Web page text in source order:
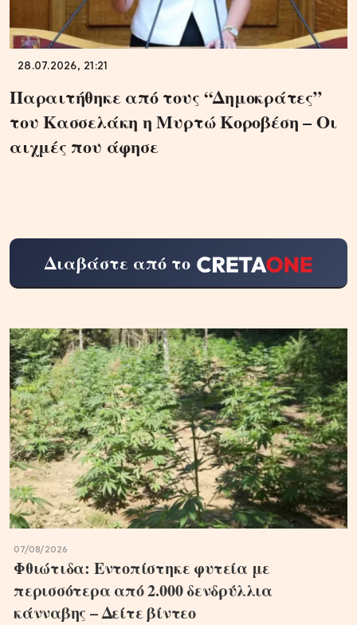
28.07.2026, 21:21
Παραιτήθηκε από τους “Δημοκράτες”
του Κασσελάκη η Μυρτώ Κοροβέση – Οι
αιχμές που άφησε
Διαβάστε από το
07/08/2026
Φθιώτιδα: Εντοπίστηκε φυτεία με
περισσότερα από 2.000 δενδρύλλια
κάνναβης – Δείτε βίντεο